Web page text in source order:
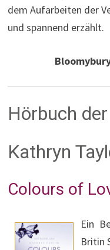
dem Aufarbeiten der
und spannend erzählt.
Hörbuch
Kathryn
Colours of
Ein
Britin